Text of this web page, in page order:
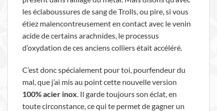
les éclaboussures de sang de Trolls, ou pire, si vous
étiez malencontreusement en contact avec le venin
acide de certains arachnides, le processus
d’oxydation de ces anciens colliers était accéléré.
C’est donc spécialement pour toi, pourfendeur du
mal, que j’ai mis au point cette nouvelle version
100% acier inox. Il garde toujours son éclat, en
toute circonstance, ce qui te permet de gagner un